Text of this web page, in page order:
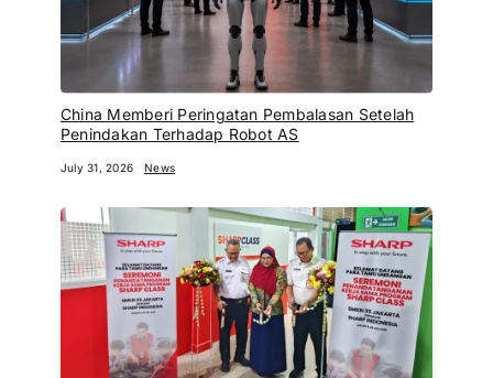
China Memberi Peringatan Pembalasan Setelah
Penindakan Terhadap Robot AS
July 31, 2026 News